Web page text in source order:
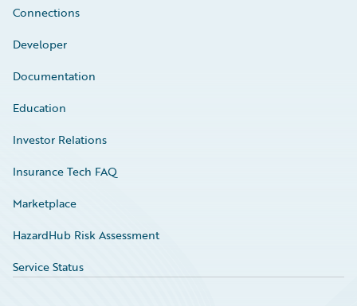
Connections
Developer
Documentation
Education
Investor Relations
Insurance Tech FAQ
Marketplace
HazardHub Risk Assessment
Service Status